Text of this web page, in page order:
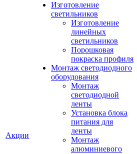
Акции
Изготовление
светильников
Изготовление
линейных
светильников
Порошковая
покраска профиля
Монтаж светодиодного
оборудования
Монтаж
светодиодной
ленты
Установка блока
питания для
ленты
Монтаж
алюминиевого